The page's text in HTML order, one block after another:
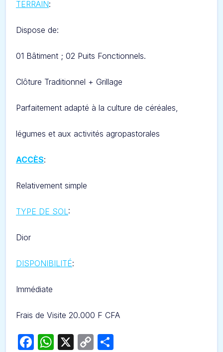
TERRAIN:
Dispose de:
01 Bâtiment ; 02 Puits Fonctionnels.
Clôture Traditionnel + Grillage
Parfaitement adapté à la culture de céréales,
légumes et aux activités agropastorales
ACCÈS:
Relativement simple
TYPE DE SOL:
Dior
DISPONIBILITÉ:
Immédiate
Frais de Visite 20.000 F CFA
Facebook
WhatsApp
X
Copy